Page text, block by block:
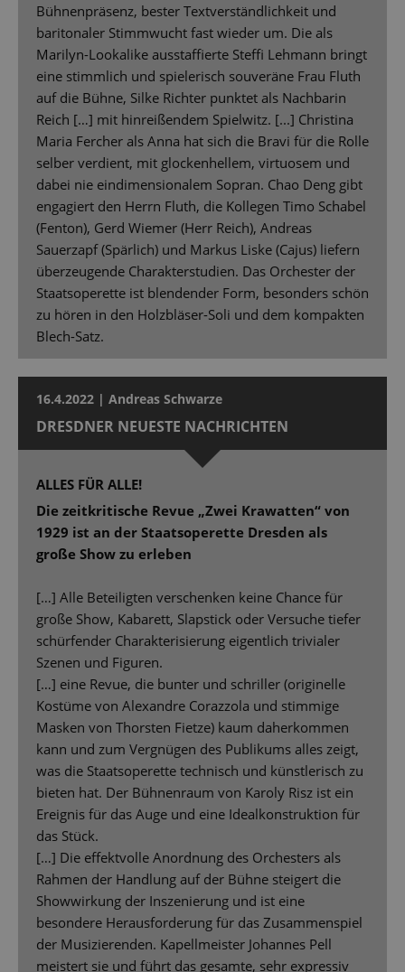
Bühnenpräsenz, bester Textverständlichkeit und
baritonaler Stimmwucht fast wieder um. Die als
Marilyn-Lookalike ausstaffierte Steffi Lehmann bringt
eine stimmlich und spielerisch souveräne Frau Fluth
auf die Bühne, Silke Richter punktet als Nachbarin
Reich […] mit hinreißendem Spielwitz. [...] Christina
Maria Fercher als Anna hat sich die Bravi für die Rolle
selber verdient, mit glockenhellem, virtuosem und
dabei nie eindimensionalem Sopran. Chao Deng gibt
engagiert den Herrn Fluth, die Kollegen Timo Schabel
(Fenton), Gerd Wiemer (Herr Reich), Andreas
Sauerzapf (Spärlich) und Markus Liske (Cajus) liefern
überzeugende Charakterstudien. Das Orchester der
Staatsoperette ist blendender Form, besonders schön
zu hören in den Holzbläser-Soli und dem kompakten
Blech-Satz.
16.4.2022 | Andreas Schwarze
DRESDNER NEUESTE NACHRICHTEN
ALLES FÜR ALLE!
Die zeitkritische Revue „Zwei Krawatten“ von
1929 ist an der Staatsoperette Dresden als
große Show zu erleben
[…] Alle Beteiligten verschenken keine Chance für
große Show, Kabarett, Slapstick oder Versuche tiefer
schürfender Charakterisierung eigentlich trivialer
Szenen und Figuren.
[…] eine Revue, die bunter und schriller (originelle
Kostüme von Alexandre Corazzola und stimmige
Masken von Thorsten Fietze) kaum daherkommen
kann und zum Vergnügen des Publikums alles zeigt,
was die Staatsoperette technisch und künstlerisch zu
bieten hat. Der Bühnenraum von Karoly Risz ist ein
Ereignis für das Auge und eine Idealkonstruktion für
das Stück.
[…] Die effektvolle Anordnung des Orchesters als
Rahmen der Handlung auf der Bühne steigert die
Showwirkung der Inszenierung und ist eine
besondere Herausforderung für das Zusammenspiel
der Musizierenden. Kapellmeister Johannes Pell
meistert sie und führt das gesamte, sehr expressiv